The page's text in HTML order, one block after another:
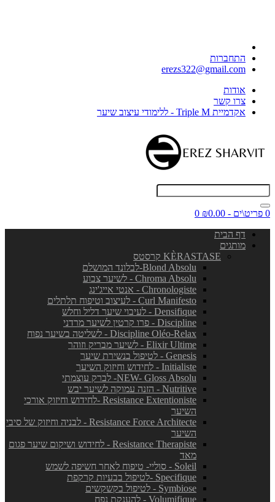
התחברות
erezs322@gmail.com
אודות
צרו קשר
אקדמיית Triple M - ללימודי עיצוב שיער
0 פריט\ים - ₪0.00
0
דף הבית
מותגים
KÈRASTASE קרסטס
Blond Absolu-לבלונד המושלם
Chroma Absolu - לשיער צבוע
Chronologiste - אנטי אייג'ינג
Curl Manifesto - לעיצוב וטיפוח תלתלים
Densifique - לעיבוי שיער דליל וחלש
Discipline - פרו קרטין לשיער מרדני
Discipline Oléo-Relax - לשליטה בשיער נפוח
Elixir Ultime - לשיער מבריק וזוהר
Genesis - לטיפול בנשירת שיער
Initialiste - לחידוש וחיזוק השיער
NEW- Gloss Absolu- לברק עוצמתי
Nutritive - הזנה עמוקה לשיער יבש
Resistance Extentioniste -לחידוש וחיזוק אורכי
השיער
Resistance Force Architecte - לבניה וחיזוק של סיבי
השיער
Resistance Therapiste - לחידוש ושיקום שיער פגום
מאד
Soleil - סוליי- טיפוח לאחר חשיפה לשמש
Specifique -לטיפול בבעיות קרקפת
Symbiose - לטיפול בקשקשים
Volumifique - להענקת נפח